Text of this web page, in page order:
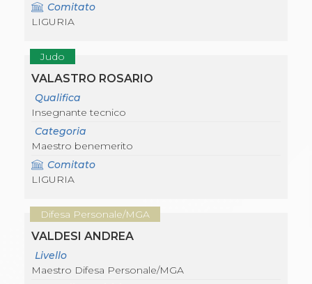
Comitato
LIGURIA
Judo
VALASTRO ROSARIO
Qualifica
Insegnante tecnico
Categoria
Maestro benemerito
Comitato
LIGURIA
Difesa Personale/MGA
VALDESI ANDREA
Livello
Maestro Difesa Personale/MGA